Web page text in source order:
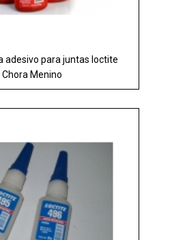
adesivo para juntas loctite
Chora Menino